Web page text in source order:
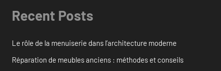
Recent Posts
Le rôle de la menuiserie dans l’architecture moderne
Réparation de meubles anciens : méthodes et conseils